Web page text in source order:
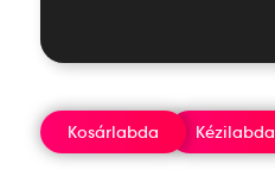
Kosárlabda Kézilabda